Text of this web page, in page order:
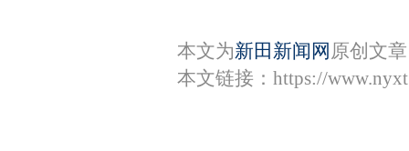
本文为新田新闻网 原创文
本文链接： https://